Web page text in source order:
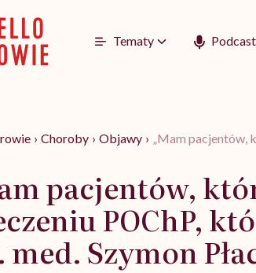
Tematy Podcast
› Choroby › Objawy › „Mam pacjentów,
pacjentów,
POChP,
med. Szymon